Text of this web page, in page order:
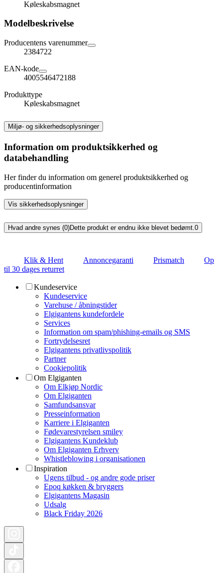
Køleskabsmagnet
Modelbeskrivelse
Producentens varenummer
2384722
EAN-kode
4005546472188
Produkttype
Køleskabsmagnet
Miljø- og sikkerhedsoplysninger
Information om produktsikkerhed og
databehandling
Her finder du information om generel produktsikkerhed og
producentinformation
Vis sikkerhedsoplysninger
Hvad andre synes (0)Dette produkt er endnu ikke blevet bedømt. 0
Klik & Hent Annoncegaranti Prismatch
Op
til 30 dages returret
Kundeservice
Kundeservice
Varehuse / åbningstider
Elgigantens kundefordele
Services
Information om spam/phishing-emails og SMS
Fortrydelsesret
Elgigantens privatlivspolitik
Partner
Cookiepolitik
Om Elgiganten
Om Elkjøp Nordic
Om Elgiganten
Samfundsansvar
Presseinformation
Karriere i Elgiganten
Fødevarestyrelsen smiley
Elgigantens Kundeklub
Om Elgiganten Erhverv
Whistleblowing i organisationen
Inspiration
Ugens tilbud - og andre gode priser
Epoq køkken & bryggers
Elgigantens Magasin
Udsalg
Black Friday 2026